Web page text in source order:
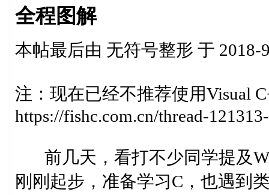
全程图解
本帖最后由 无符号整形 于 2018-
注：现在已经不推荐使用Visual
https://fishc.com.cn/thread-
前几天，看打不少同学提及
刚刚起步，准备学习C，也遇到